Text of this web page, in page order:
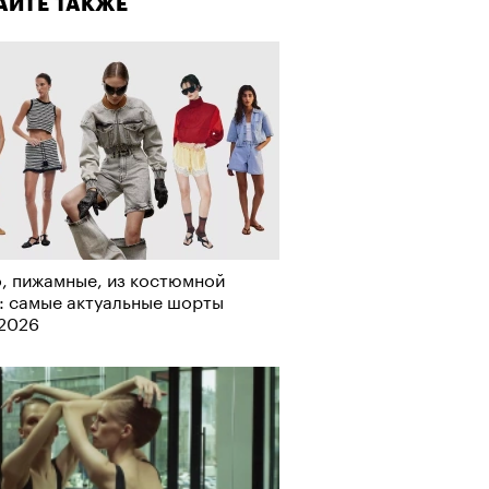
ТАКЖЕ
пижамные, из костюмной
самые актуальные шорты
Альтман, Altman Talks: «Умение
— это освобождающая